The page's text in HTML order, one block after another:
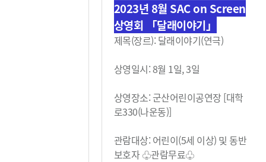
2023년 8월 SAC on Screen
상영회 「달래이야기」
제목(장르): 달래이야기(연극)
상영일시: 8월 1일, 3일
상영장소: 군산어린이공연장 [대학
로330(나운동)]
관람대상: 어린이(5세 이상) 및 동반
보호자 ♧관람무료♧